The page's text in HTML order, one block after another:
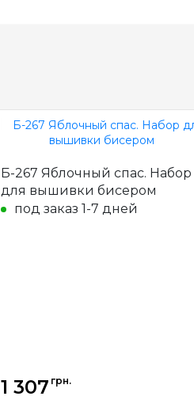
Б-267 Яблочный спас. Набор
для вышивки бисером
под заказ 1-7 дней
1 307 грн.